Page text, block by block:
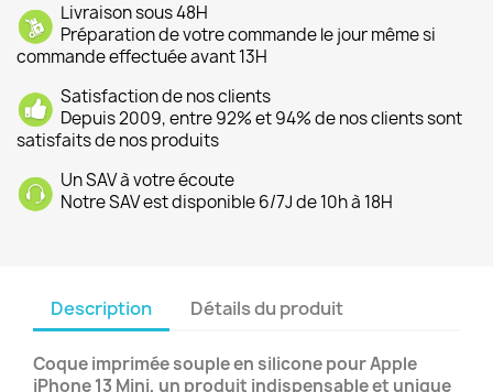
Livraison sous 48H
Préparation de votre commande le jour même si
commande effectuée avant 13H
Satisfaction de nos clients
Depuis 2009, entre 92% et 94% de nos clients sont
satisfaits de nos produits
Un SAV à votre écoute
Notre SAV est disponible 6/7J de 10h à 18H
Description Détails du produit
Coque imprimée souple en silicone pour Apple
iPhone 13 Mini, un produit indispensable et unique